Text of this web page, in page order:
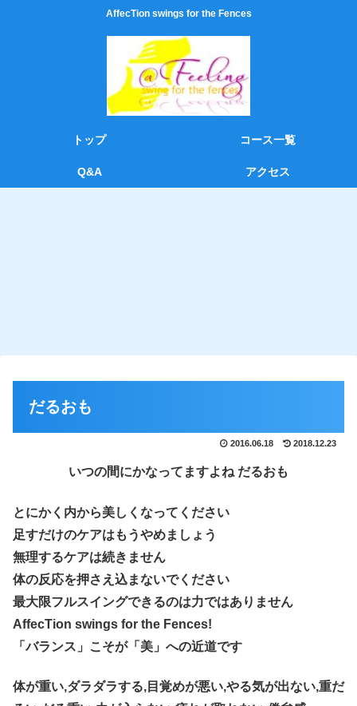
AffecTion swings for the Fences
トップ コース一覧
Q&A アクセス
だるおも
2016.06.18 2018.12.23
いつの間にかなってますよね だるおも
とにかく内から美しくなってください
足すだけのケアはもうやめましょう
無理するケアは続きません
体の反応を押さえ込まないでください
最大限フルスイングできるのは力ではありません
AffecTion swings for the Fences!
「バランス」こそが「美」への近道です
体が重い,ダラダラする,目覚めが悪い,やる気が出ない,重だ